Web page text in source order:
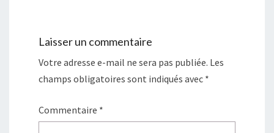
Laisser un commentaire
Votre adresse e-mail ne sera pas publiée. Les
champs obligatoires sont indiqués avec *
Commentaire *